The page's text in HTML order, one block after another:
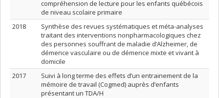
compréhension de lecture pour les enfants québécois
de niveau scolaire primaire
2018
Synthèse des revues systématiques et méta-analyses
traitant des interventions nonpharmacologiques chez
des personnes souffrant de maladie d’Alzheimer, de
démence vasculaire ou de démence mixte et vivant à
domicile
2017
Suivi à long terme des effets d’un entrainement de la
mémoire de travail (Cogmed) auprès d’enfants
présentant un TDA/H